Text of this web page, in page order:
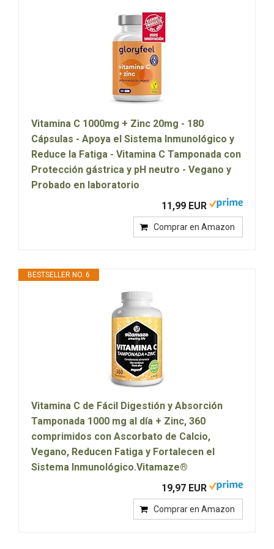
Vitamina C 1000mg + Zinc 20mg - 180
Cápsulas - Apoya el Sistema Inmunológico y
Reduce la Fatiga - Vitamina C Tamponada con
Protección gástrica y pH neutro - Vegano y
Probado en laboratorio
11,99 EUR
Comprar en Amazon
BESTSELLER NO. 6
Vitamina C de Fácil Digestión y Absorción
Tamponada 1000 mg al día + Zinc, 360
comprimidos con Ascorbato de Calcio,
Vegano, Reducen Fatiga y Fortalecen el
Sistema Inmunológico.Vitamaze®
19,97 EUR
Comprar en Amazon